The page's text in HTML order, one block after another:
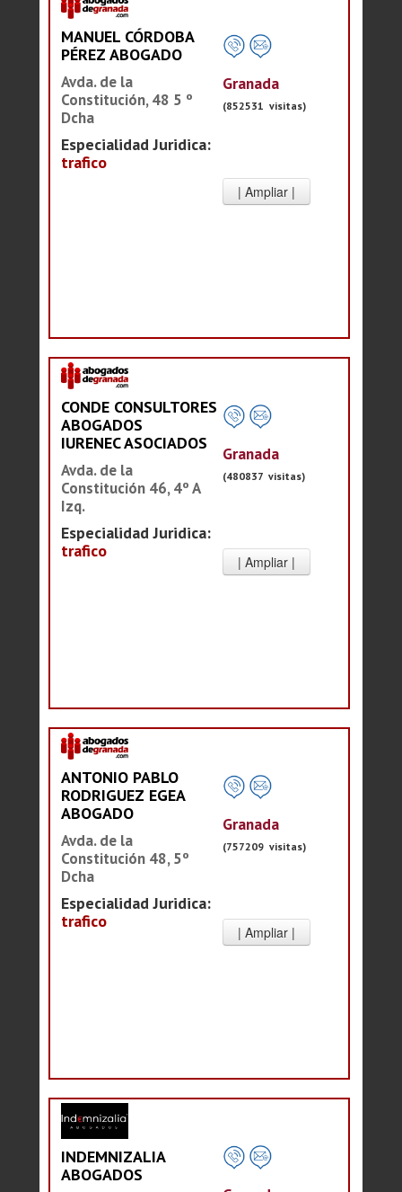
MANUEL CÓRDOBA
PÉREZ ABOGADO
Avda. de la
Constitución, 48 5 º
Dcha
Especialidad Juridica:
trafico
Granada
(852531 visitas)
CONDE CONSULTORES
ABOGADOS
IURENEC ASOCIADOS
Avda. de la
Constitución 46, 4º A
Izq.
Especialidad Juridica:
trafico
Granada
(480837 visitas)
ANTONIO PABLO
RODRIGUEZ EGEA
ABOGADO
Avda. de la
Constitución 48, 5º
Dcha
Especialidad Juridica:
trafico
Granada
(757209 visitas)
INDEMNIZALIA
ABOGADOS